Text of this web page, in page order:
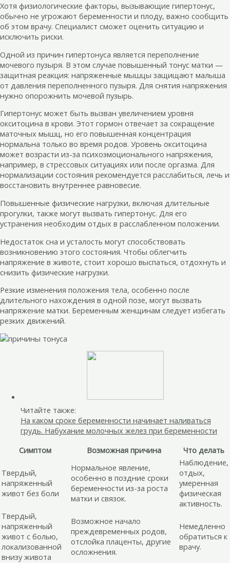
Хотя физиологические факторы, вызывающие гипертонус,
обычно не угрожают беременности и плоду, важно сообщить
об этом врачу. Специалист сможет оценить ситуацию и
исключить риски.
Одной из причин гипертонуса является переполнение
мочевого пузыря. В этом случае повышенный тонус матки —
защитная реакция: напряженные мышцы защищают малыша
от давления переполненного пузыря. Для снятия напряжения
нужно опорожнить мочевой пузырь.
Гипертонус может быть вызван увеличением уровня
окситоцина в крови. Этот гормон отвечает за сокращение
маточных мышц, но его повышенная концентрация
нормальна только во время родов. Уровень окситоцина
может возрасти из-за психоэмоционального напряжения,
например, в стрессовых ситуациях или после оргазма. Для
нормализации состояния рекомендуется расслабиться, лечь и
восстановить внутреннее равновесие.
Повышенные физические нагрузки, включая длительные
прогулки, также могут вызвать гипертонус. Для его
устранения необходим отдых в расслабленном положении.
Недостаток сна и усталость могут способствовать
возникновению этого состояния. Чтобы облегчить
напряжение в животе, стоит хорошо выспаться, отдохнуть и
снизить физические нагрузки.
Резкие изменения положения тела, особенно после
длительного нахождения в одной позе, могут вызвать
напряжение матки. Беременным женщинам следует избегать
резких движений.
Читайте также:
На каком сроке беременности начинает наливаться
грудь. Набухание молочных желез при беременности
Симптом
Возможная причина Что делать
Твердый,
напряженный
живот без боли
Нормальное явление,
особенно в поздние сроки
беременности из-за роста
матки и связок.
Наблюдение,
отдых,
умеренная
физическая
активность.
Твердый,
напряженный
живот с болью,
локализованной
внизу живота
Возможное начало
преждевременных родов,
отслойка плаценты, другие
осложнения.
Немедленно
обратиться к
врачу.